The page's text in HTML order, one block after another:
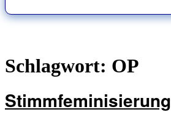
Schlagwort: OP
Stimmfeminisierung